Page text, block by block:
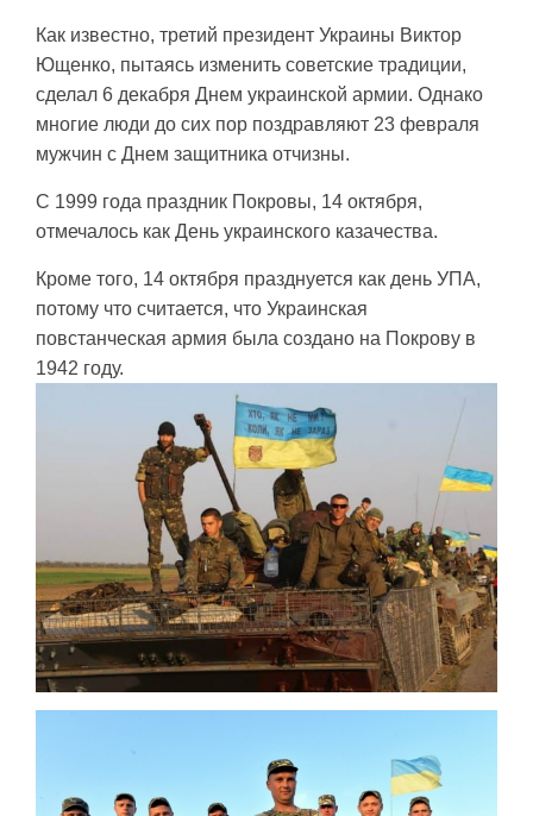
Как известно, третий президент Украины Виктор
Ющенко, пытаясь изменить советские традиции,
сделал 6 декабря Днем украинской армии. Однако
многие люди до сих пор поздравляют 23 февраля
мужчин с Днем защитника отчизны.
С 1999 года праздник Покровы, 14 октября,
отмечалось как День украинского казачества.
Кроме того, 14 октября празднуется как день УПА,
потому что считается, что Украинская
повстанческая армия была создано на Покрову в
1942 году.